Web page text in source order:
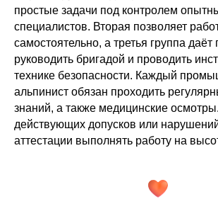
простые задачи под контролем
специалистов. Вторая позволяет
самостоятельно, а третья группа даёт
руководить бригадой и проводить
технике безопасности. Каждый
альпинист обязан проходить
знаний, а также медицинские
действующих допусков или
аттестации выполнять работу на